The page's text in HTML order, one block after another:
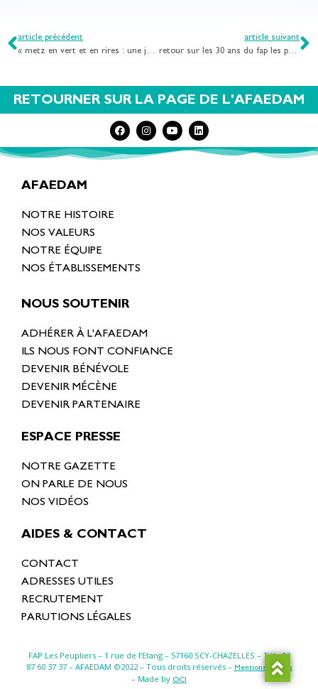
article précédent
« metz en vert et en rires : une journée combinée entre jardin éphémère et mini-golf »
article suivant
retour sur les 30 ans du fap les peupliers !
RETOURNER SUR LA PAGE DE L'AFAEDAM
AFAEDAM
NOTRE HISTOIRE
NOS VALEURS
NOTRE ÉQUIPE
NOS ÉTABLISSEMENTS
NOUS SOUTENIR
ADHÉRER À L'AFAEDAM
ILS NOUS FONT CONFIANCE
DEVENIR BÉNÉVOLE
DEVENIR MÉCÈNE
DEVENIR PARTENAIRE
ESPACE PRESSE
NOTRE GAZETTE
ON PARLE DE NOUS
NOS VIDÉOS
AIDES & CONTACT
CONTACT
ADRESSES UTILES
RECRUTEMENT
PARUTIONS LÉGALES
FAP Les Peupliers – 1 rue de l’Etang – 57160 SCY-CHAZELLES – Tél : 03
87 60 37 37 – AFAEDAM ©2022 – Tous droits réservés – Mentions légales
– Made by OCI